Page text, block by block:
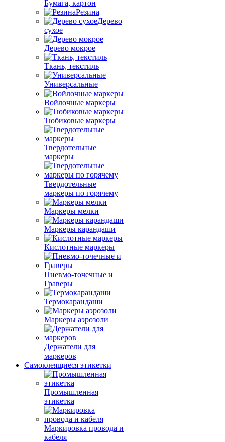
Бумага, картон
Резина
Дерево
сухое
Дерево мокрое
Ткань, текстиль
Универсальные
Войлочные маркеры
Тюбиковые маркеры
Твердотельные
маркеры
Твердотельные
маркеры по горячему
Маркеры мелки
Маркеры карандаши
Кислотные маркеры
Пневмо-точечные и
Граверы
Термокарандаши
Маркеры аэрозоли
Держатели для
маркеров
Самоклеящиеся этикетки
Промышленная
этикетка
Маркировка провода и
кабеля